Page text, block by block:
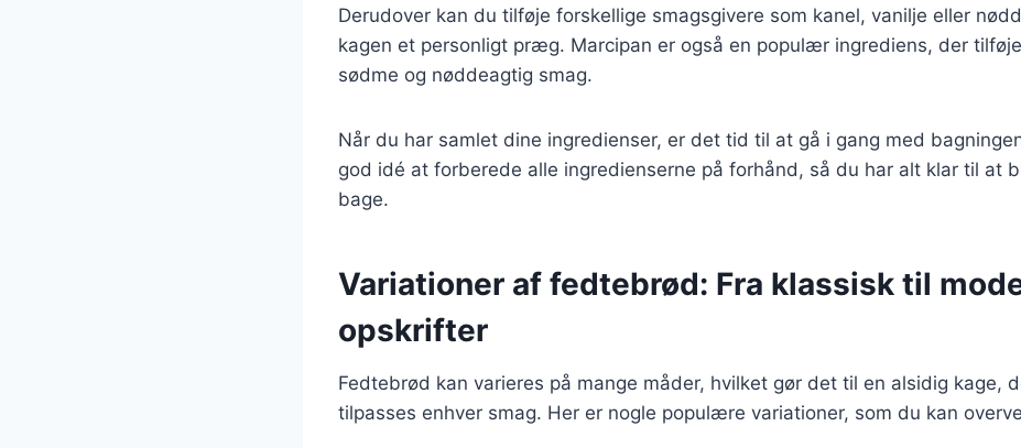
Derudover kan du tilføje forskellige smagsgivere som kanel, vanilje eller
kagen et personligt præg. Marcipan er også en populær ingrediens, der
sødme og nøddeagtig smag.
Når du har samlet dine ingredienser, er det tid til at gå i gang med
god idé at forberede alle ingredienserne på forhånd, så du har alt klar til at
bage.
Variationer af fedtebrød: Fra klassisk til
opskrifter
Fedtebrød kan varieres på mange måder, hvilket gør det til en alsidig kage,
tilpasses enhver smag. Her er nogle populære variationer, som du kan